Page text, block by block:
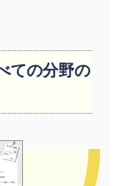
ての分野の